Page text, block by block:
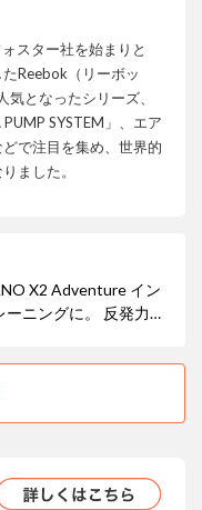
スター社を始まりと
Reebok（リーボッ
となったシリーズ、
PUMP SYSTEM」、エア
で注目を集め、世界的
ました。
X2 Adventure イン
ーニングに。 反発力の